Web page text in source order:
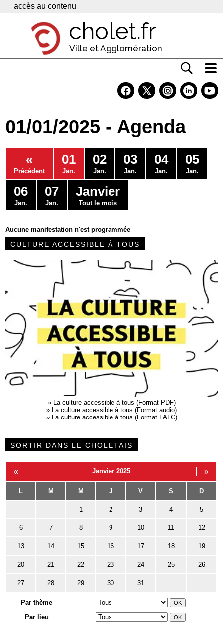
Panneau de gestion des cookies
accès au contenu
cholet.fr
Ville et Agglomération
Economie
Services
Contacts
01/01/2025 - Agenda
«
Précédent
01
Jan.
02
Jan.
03
Jan.
04
Jan.
05
Jan.
06
Jan.
07
Jan.
Janvier
Tout le mois
Aucune manifestation n'est programmée
CULTURE ACCESSIBLE À TOUS
»
La culture accessible à tous (Format PDF)
»
La culture accessible à tous (Format audio)
»
La culture accessible à tous (Format FALC)
SORTIR DANS LE CHOLETAIS
« Janvier 2025 »
L M M J V S D
1 2 3 4 5
6 7 8 9 10 11 12
13 14 15 16 17 18 19
20 21 22 23 24 25 26
27 28 29 30 31
Par thème
Par lieu